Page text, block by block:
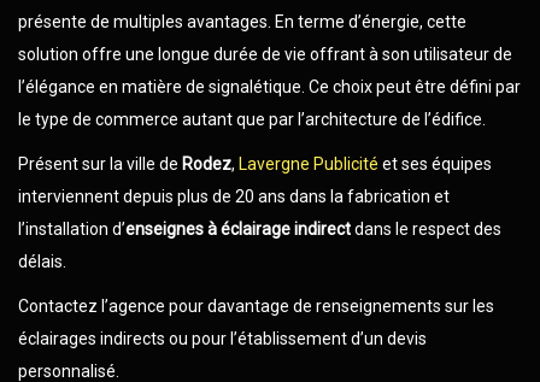
présente de multiples avantages. En terme d’énergie, cette
solution offre une longue durée de vie offrant à son utilisateur de
l’élégance en matière de signalétique. Ce choix peut être défini par
le type de commerce autant que par l’architecture de l’édifice.
Présent sur la ville de Rodez, Lavergne Publicité et ses équipes
interviennent depuis plus de 20 ans dans la fabrication et
l’installation d’enseignes à éclairage indirectdans le respect des
délais.
Contactez l’agence pour davantage de renseignements sur les
éclairages indirects ou pour l’établissement d’un devis
personnalisé.